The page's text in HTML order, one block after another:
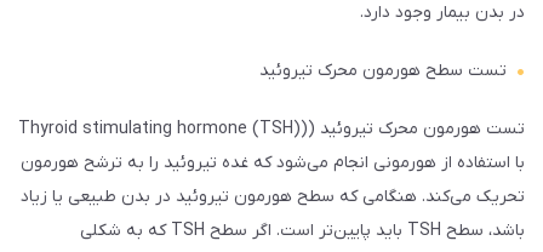
در بدن بیمار وجود دارد.
تست سطح هورمون محرک تیروئید
تست هورمون محرک تیروئید ((Thyroid stimulating hormone (TSH)
با استفاده از هورمونی انجام می‌شود که غده تیروئید را به ترشح هورمون
تحریک می‌کند. هنگامی که سطح هورمون تیروئید در بدن طبیعی یا زیاد
باشد، سطح TSH باید پایین‌تر است. اگر سطح TSH که به شکلی